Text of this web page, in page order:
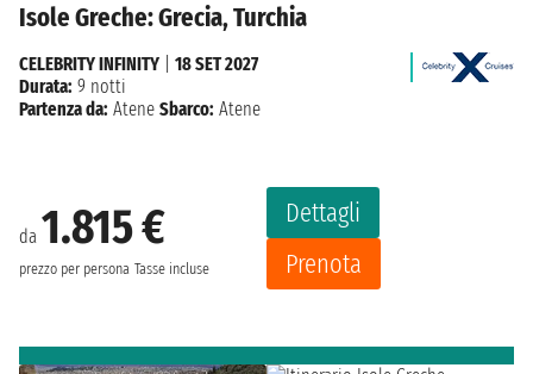
Isole Greche: Grecia, Turchia
da 1.815 €
prezzo per persona Tasse incluse
Dettagli
Prenota
CELEBRITY INFINITY
18 SET 2027
Durata: 9 notti
Partenza da: Atene Sbarco: Atene